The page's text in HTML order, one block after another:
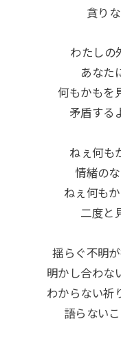
貪り
わたしの
あなた
何もかもを
矛盾する
ねぇ何も
情緒の
ねぇ何も
二度と
揺らぐ不明
明かし合わな
わからない祈
語らない